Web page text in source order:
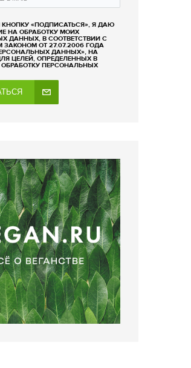
«ПОДПИСАТЬСЯ», Я ДАЮ
НА ОБРАБОТКУ МОИХ
ДАННЫХ, В СООТВЕТСТВИИ С
ОТ 27.07.2006 ГОДА
ДАННЫХ», НА
ЦЕЛЕЙ, ОПРЕДЕЛЕННЫХ В
ПЕРСОНАЛЬНЫХ